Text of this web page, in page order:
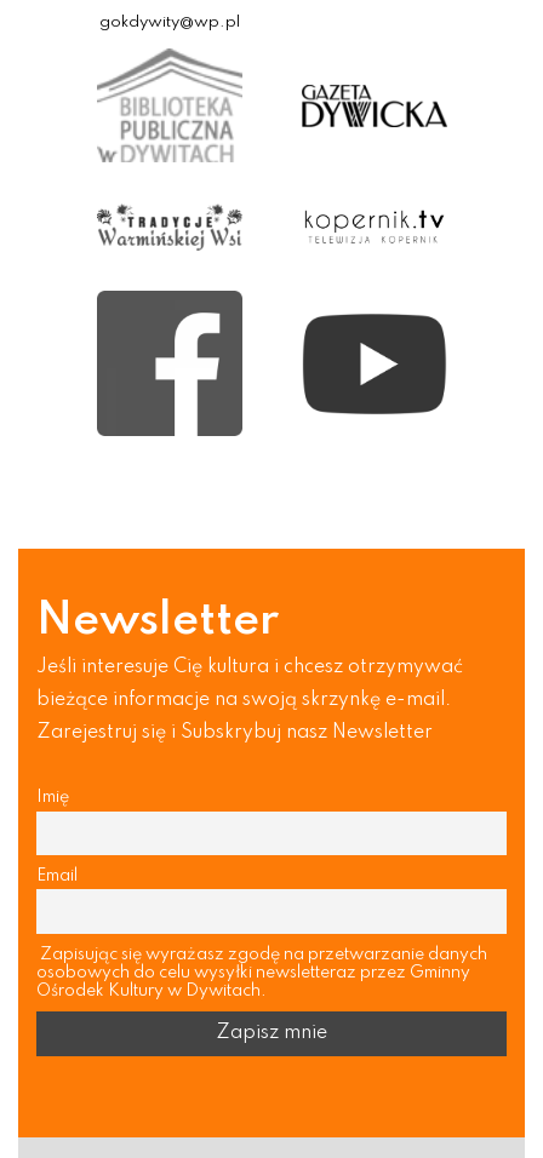
gokdywity@wp.pl
Newsletter
Jeśli interesuje Cię kultura i chcesz otrzymywać
bieżące informacje na swoją skrzynkę e-mail.
Zarejestruj się i Subskrybuj nasz Newsletter
Imię
Email
Zapisując się wyrażasz zgodę na przetwarzanie danych
osobowych do celu wysyłki newsletteraz przez Gminny
Ośrodek Kultury w Dywitach.